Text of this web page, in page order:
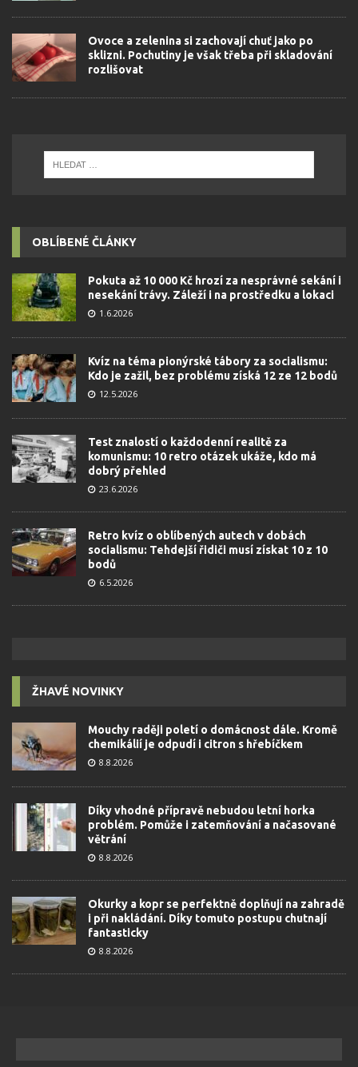
Ovoce a zelenina si zachovají chuť jako po
sklizni. Pochutiny je však třeba při skladování
rozlišovat
OBLÍBENÉ ČLÁNKY
Pokuta až 10 000 Kč hrozí za nesprávné sekání i
nesekání trávy. Záleží i na prostředku a lokaci
1.6.2026
Kvíz na téma pionýrské tábory za socialismu:
Kdo je zažil, bez problému získá 12 ze 12 bodů
12.5.2026
Test znalostí o každodenní realitě za
komunismu: 10 retro otázek ukáže, kdo má
dobrý přehled
23.6.2026
Retro kvíz o oblíbených autech v dobách
socialismu: Tehdejší řidiči musí získat 10 z 10
bodů
6.5.2026
ŽHAVÉ NOVINKY
Mouchy raději poletí o domácnost dále. Kromě
chemikálií je odpudí i citron s hřebíčkem
8.8.2026
Díky vhodné přípravě nebudou letní horka
problém. Pomůže i zatemňování a načasované
větrání
8.8.2026
Okurky a kopr se perfektně doplňují na zahradě
i při nakládání. Díky tomuto postupu chutnají
fantasticky
8.8.2026